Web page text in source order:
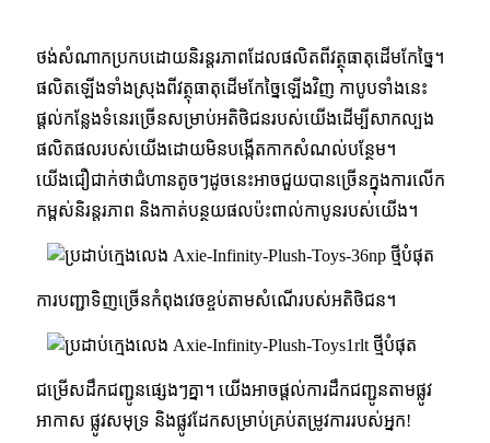
ថង់​សំណាក​ប្រកបដោយ​និរន្តរភាព​ដែល​ផលិត​ពី​វត្ថុធាតុដើម​កែច្នៃ។
ផលិតឡើងទាំងស្រុងពីវត្ថុធាតុដើមកែច្នៃឡើងវិញ កាបូបទាំងនេះ
ផ្តល់កន្លែងទំនេរច្រើនសម្រាប់អតិថិជនរបស់យើងដើម្បីសាកល្បង
ផលិតផលរបស់យើងដោយមិនបង្កើតកាកសំណល់បន្ថែម។
យើងជឿជាក់ថាជំហានតូចៗដូចនេះអាចជួយបានច្រើនក្នុងការលើក
កម្ពស់និរន្តរភាព និងកាត់បន្ថយផលប៉ះពាល់កាបូនរបស់យើង។
ការបញ្ជាទិញច្រើនកំពុងវេចខ្ចប់តាមសំណើរបស់អតិថិជន។
ជម្រើសដឹកជញ្ជូនផ្សេងៗគ្នា។ យើងអាចផ្តល់ការដឹកជញ្ជូនតាមផ្លូវ
អាកាស ផ្លូវសមុទ្រ និងផ្លូវដែកសម្រាប់គ្រប់តម្រូវការរបស់អ្នក!